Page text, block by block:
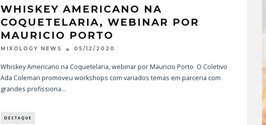
WHISKEY AMERICANO NA
COQUETELARIA, WEBINAR POR
MAURICIO PORTO
MIXOLOGY NEWS 05/12/2020
Whiskey Americano na Coquetelaria, webinar por Mauricio Porto O Coletivo
Ada Coleman promoveu workshops com variados temas em parceria com
grandes profissiona...
DESTAQUE